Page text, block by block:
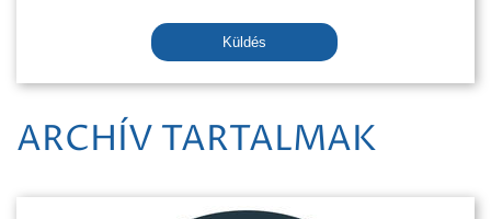
Küldés
ARCHÍV TARTALMAK